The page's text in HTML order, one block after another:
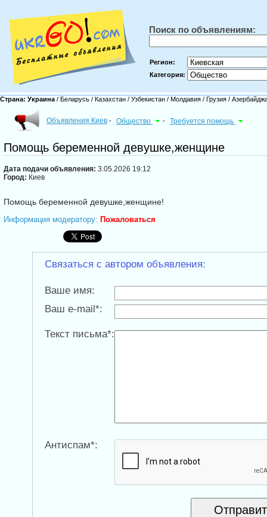
Поиск по объявлениям:
Регион:
Категория:
Страна: Украина / Беларусь / Казахстан / Узбекистан / Молдавия / Грузия /
Объявления Киев - Общество - Требуется помощь
Помощь беременной девушке,женщине
Дата подачи объявления: 3.05.2026 19:12
Город: Киев
Помощь беременной девушке,женщине!
Информация модератору: Пожаловаться
Связаться с автором объявления:
Ваше имя:
Ваш e-mail*:
Текст письма*:
Антиспам*: